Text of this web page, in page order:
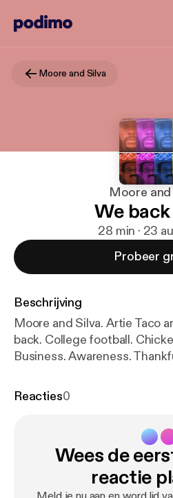
Moore and Silva
Moore and
We
28 min · 23
Probeer
Beschrijving
Moore and Silva. Artie Taco
back. College football.
Business. Awareness.
Reacties0
Wees de
reactie